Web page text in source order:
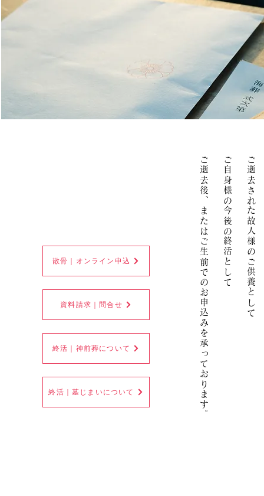
散骨｜オンライン申込
資料請求｜問合せ
終活｜神前葬について
終活｜墓じまいについて
ご逝去された故人様のご供養として
ご自身様の今後の終活として
ご逝去後、またはご生前でのお申込みを承っております
​。